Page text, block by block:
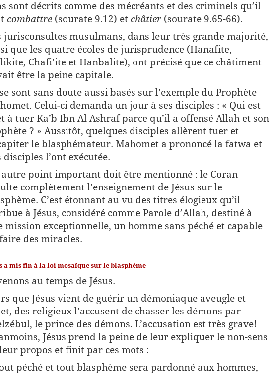
sont décrits comme des mécréants et des criminels qu’il
combattre (sourate 9.12) et châtier (sourate 9.65-66).
jurisconsultes musulmans, dans leur très grande majorité,
que les quatre écoles de jurisprudence (Hanafite,
Chafi’ite et Hanbalite), ont précisé que ce châtiment
être la peine capitale.
sont sans doute aussi basés sur l’exemple du Prophète
Celui-ci demanda un jour à ses disciples : « Qui est
à tuer Ka’b Ibn Al Ashraf parce qu’il a offensé Allah et son
? » Aussitôt, quelques disciples allèrent tuer et
le blasphémateur. Mahomet a prononcé la fatwa et
disciples l’ont exécutée.
autre point important doit être mentionné : le Coran
complètement l’enseignement de Jésus sur le
C’est étonnant au vu des titres élogieux qu’il
à Jésus, considéré comme Parole d’Allah, destiné à
mission exceptionnelle, un homme sans péché et capable
des miracles.
a mis fin à la loi mosaïque sur le blasphème
au temps de Jésus.
que Jésus vient de guérir un démoniaque aveugle et
des religieux l’accusent de chasser les démons par
le prince des démons. L’accusation est très grave!
Jésus prend la peine de leur expliquer le non-sens
propos et finit par ces mots :
péché et tout blasphème sera pardonné aux hommes,